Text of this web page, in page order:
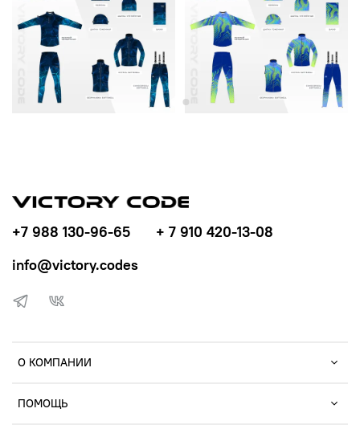
О КОМПАНИИ
ПОМОЩЬ
+7 988 130-96-65
+ 7 910 420-13-08
info@victory.codes